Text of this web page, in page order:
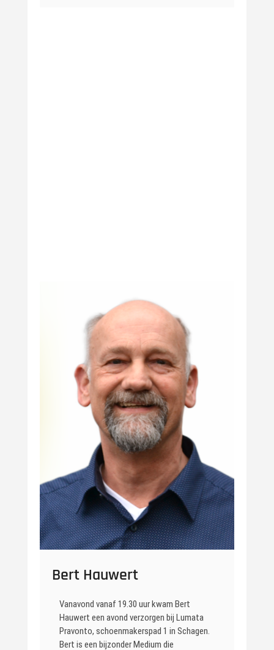
Bert Hauwert
Vanavond vanaf 19.30 uur kwam Bert
Hauwert een avond verzorgen bij Lumata
Pravonto, schoenmakerspad 1 in Schagen.
Bert is een bijzonder Medium die